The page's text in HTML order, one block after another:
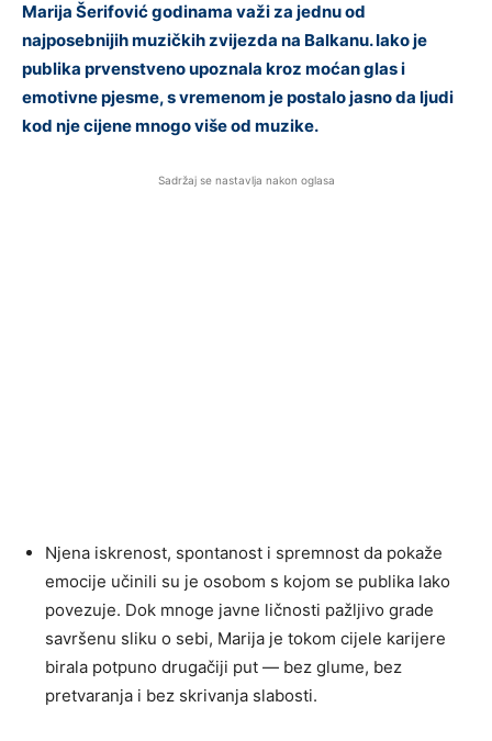
Marija Šerifović godinama važi za jednu od
najposebnijih muzičkih zvijezda na Balkanu. Iako je
publika prvenstveno upoznala kroz moćan glas i
emotivne pjesme, s vremenom je postalo jasno da ljudi
kod nje cijene mnogo više od muzike.
Sadržaj se nastavlja nakon oglasa
Njena iskrenost, spontanost i spremnost da pokaže
emocije učinili su je osobom s kojom se publika lako
povezuje. Dok mnoge javne ličnosti pažljivo grade
savršenu sliku o sebi, Marija je tokom cijele karijere
birala potpuno drugačiji put — bez glume, bez
pretvaranja i bez skrivanja slabosti.